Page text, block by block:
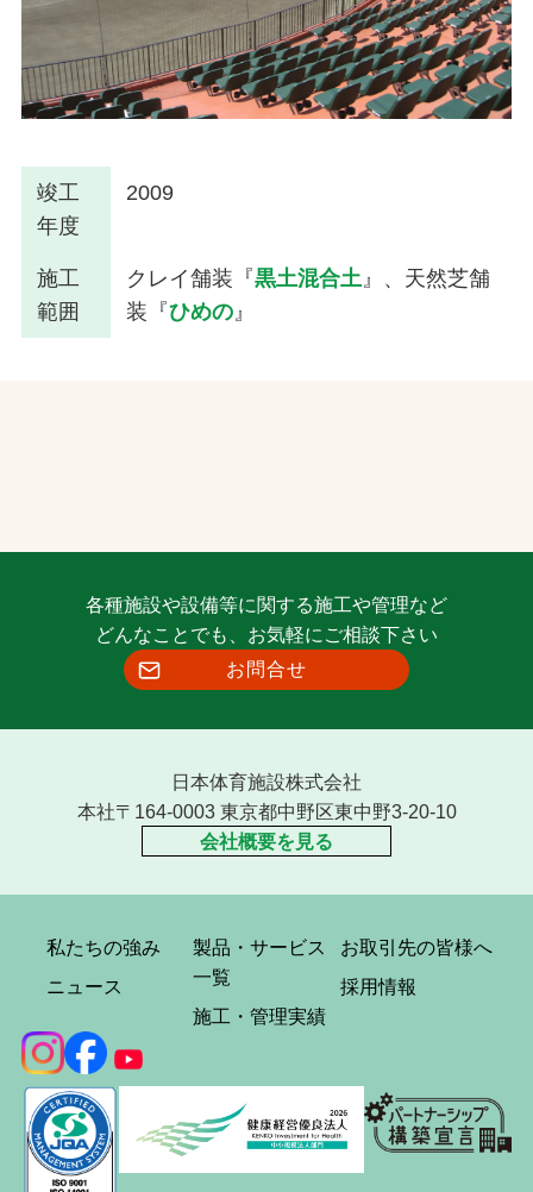
竣工
年度
2009
施工
範囲
クレイ舗装『黒土混合土 』、天然芝舗
装『ひめの 』
各種施設や設備等に関する施工や管理など
どんなことでも、お気軽にご相談下さい
お問合せ
日本体育施設株式会社
本社〒164-0003 東京都中野区東中野3-20-10
会社概要を見る
私たちの強み
ニュース
製品・サービス
一覧
施工・管理実績
お取引先の皆様へ
採用情報